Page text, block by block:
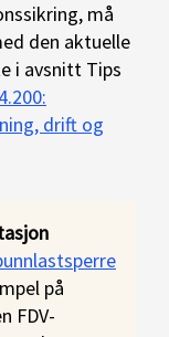
må
den aktuelle
i avsnitt Tips
drift og
på
FDV-